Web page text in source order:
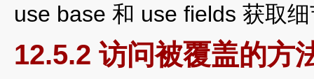
use base 和 use fields 获取
12.5.2 访问被覆盖的方